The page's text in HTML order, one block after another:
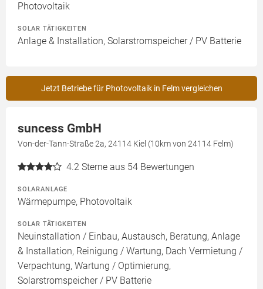
Photovoltaik
SOLAR TÄTIGKEITEN
Anlage & Installation, Solarstromspeicher / PV Batterie
Jetzt Betriebe für Photovoltaik in Felm vergleichen
suncess GmbH
Von-der-Tann-Straße 2a, 24114 Kiel (10km von 24114 Felm)
4.2 Sterne aus 54 Bewertungen
SOLARANLAGE
Wärmepumpe, Photovoltaik
SOLAR TÄTIGKEITEN
Neuinstallation / Einbau, Austausch, Beratung, Anlage
& Installation, Reinigung / Wartung, Dach Vermietung /
Verpachtung, Wartung / Optimierung,
Solarstromspeicher / PV Batterie